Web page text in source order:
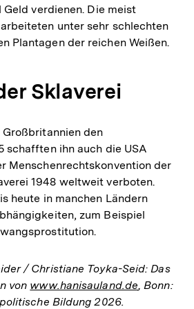
verdienen. Die meist
unter sehr schlechten
Plantagen der reichen Weißen.
Sklaverei
Großbritannien den
schafften ihn auch die USA
Menschenrechtskonvention der
1948 weltweit verboten.
heute in manchen Ländern
zum Beispiel
/ Christiane Toyka-Seid: Das
von www.hanisauland.de, Bonn:
Bildung 2026.